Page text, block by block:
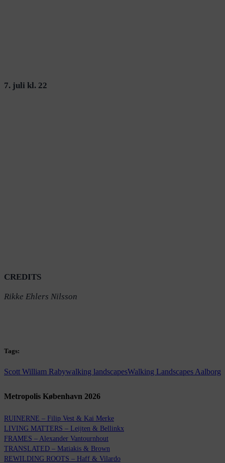
7. juli kl. 22
CREDITS
Rikke Ehlers Nilsson
Tags:
Scott William Rabywalking landscapesWalking Landscapes Aalborg
Metropolis København 2026
RUINERNE – Filip Vest & Kai Merke
LIVING MATTERS – Leijten & Bellinkx
FRAMES – Alexander Vantournhout
TRANSLATED – Matiakis & Brown
REWILDING ROOTS – Haff & Vilardo